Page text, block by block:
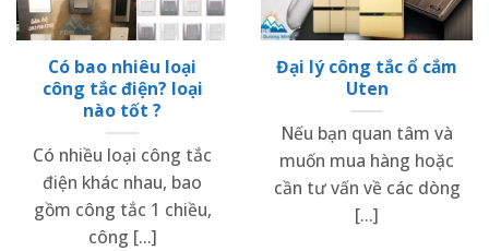
Có bao nhiêu loại
công tắc điện? loại
nào tốt ?
Có nhiều loại công tắc
điện khác nhau, bao
gồm công tắc 1 chiều,
công [...]
Đại lý công tắc ổ cắm
Uten
Nếu bạn quan tâm và
muốn mua hàng hoặc
cần tư vấn về các dòng
[...]